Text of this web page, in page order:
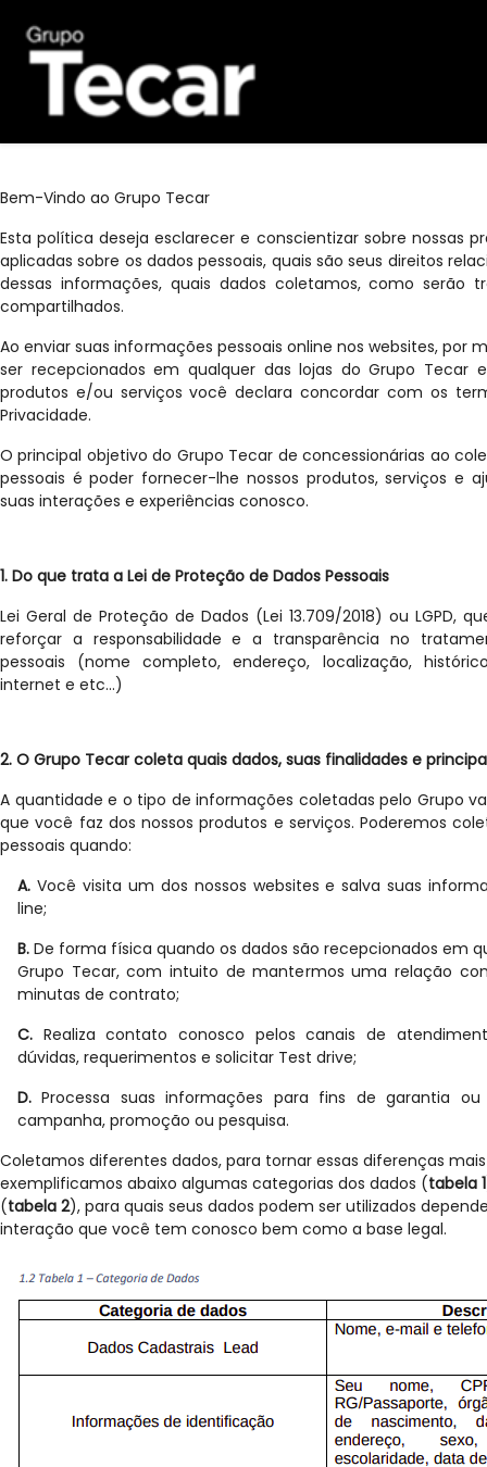
Bem-Vindo ao Grupo Tecar
Esta política deseja esclarecer e conscientizar sobre nossas
aplicadas sobre os dados pessoais, quais são seus direitos
dessas informações, quais dados coletamos, como serão
compartilhados.
Ao enviar suas informações pessoais online nos websites, por
ser recepcionados em qualquer das lojas do Grupo Tecar
produtos e/ou serviços você declara concordar com os
Privacidade.
O principal objetivo do Grupo Tecar de concessionárias ao
pessoais é poder fornecer-lhe nossos produtos, serviços e
suas interações e experiências conosco.
1. Do que trata a Lei de Proteção de Dados Pessoais
Lei Geral de Proteção de Dados (Lei 13.709/2018) ou LGPD,
reforçar a responsabilidade e a transparência no
pessoais (nome completo, endereço, localização,
internet e etc...)
2. O Grupo Tecar coleta quais dados, suas finalidades e
A quantidade e o tipo de informações coletadas pelo Grupo
que você faz dos nossos produtos e serviços. Poderemos
pessoais quando:
A. Você visita um dos nossos websites e salva suas
line;
B. De forma física quando os dados são recepcionados em
Grupo Tecar, com intuito de mantermos uma relação
minutas de contrato;
C. Realiza contato conosco pelos canais de
dúvidas, requerimentos e solicitar Test drive;
D. Processa suas informações para fins de garantia
campanha, promoção ou pesquisa.
Coletamos diferentes dados, para tornar essas diferenças
exemplificamos abaixo algumas categorias dos dados (tabela 1
(tabela 2), para quais seus dados podem ser utilizados
interação que você tem conosco bem como a base legal.